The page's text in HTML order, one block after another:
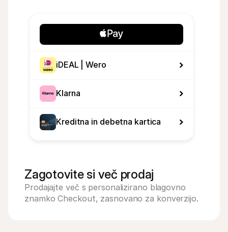
iDEAL | Wero
Klarna
Kreditna in debetna kartica
Zagotovite si več prodaj
Prodajajte več s personalizirano blagovno
znamko Checkout, zasnovano za konverzijo.